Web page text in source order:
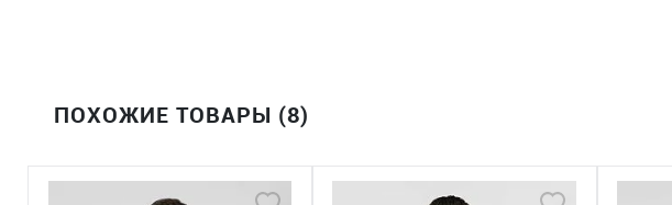
ПОХОЖИЕ ТОВАРЫ (8)